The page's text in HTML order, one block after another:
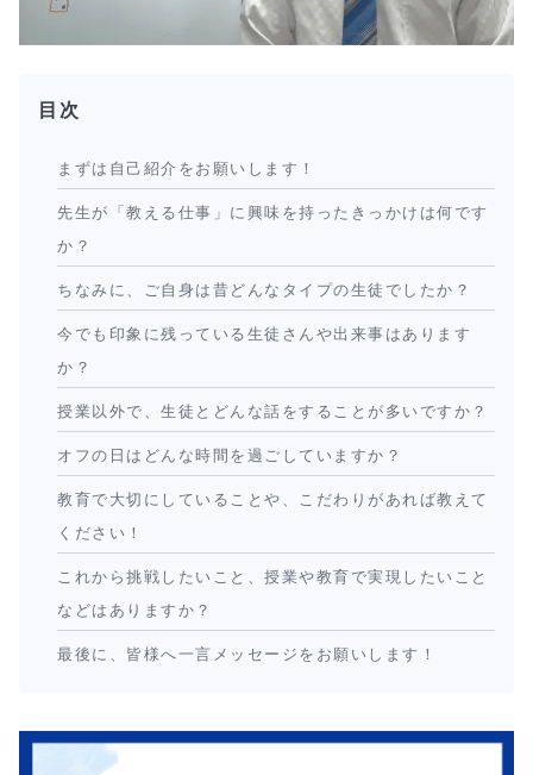
目次
まずは自己紹介をお願いします！
先生が「教える仕事」に興味を持ったきっかけは何です
か？
ちなみに、ご自身は昔どんなタイプの生徒でしたか？
今でも印象に残っている生徒さんや出来事はあります
か？
授業以外で、生徒とどんな話をすることが多いですか？
オフの日はどんな時間を過ごしていますか？
教育で大切にしていることや、こだわりがあれば教えて
ください！
これから挑戦したいこと、授業や教育で実現したいこと
などはありますか？
最後に、皆様へ一言メッセージをお願いします！